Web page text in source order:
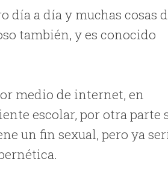
a día y muchas cosas
también, y es conocido
medio de internet, en
escolar, por otra parte
un fin sexual, pero ya